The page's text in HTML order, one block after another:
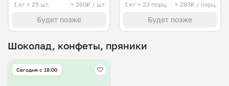
1 кг ≈ 25 шт. ≈ 260₽ / шт.
Будет позже
1 кг ≈ 23 порц. ≈ 283₽ / порц.
Будет позже
Шоколад, конфеты, пряники
Сегодня с 18:00